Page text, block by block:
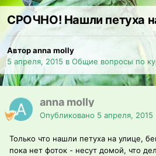
СРОЧНО! Нашли петуха
Автор anna molly
5 апреля, 2015 в Общие вопросы по
anna molly
Опубликовано 5 апреля, 2015
Только что нашли петуха на улице,
пока нет фоток - несут домой, что